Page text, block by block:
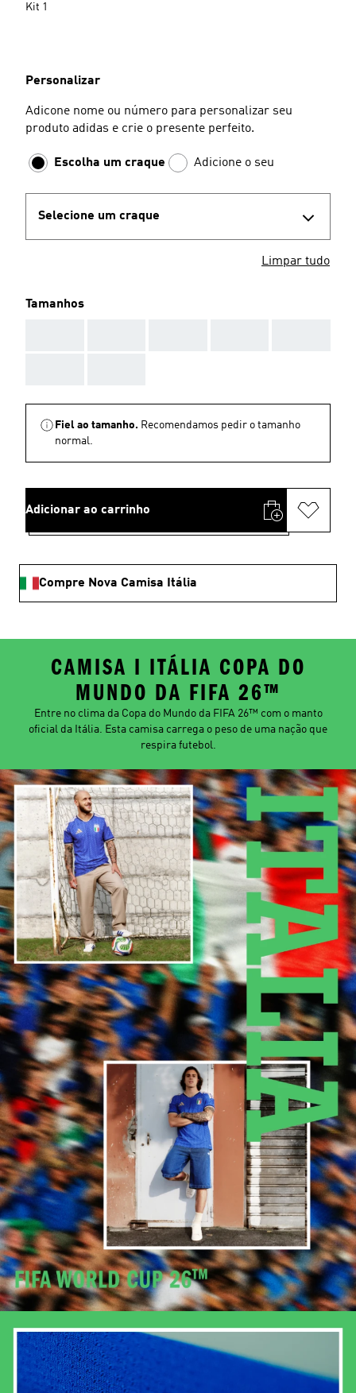
Kit 1
Personalizar
Adicone nome ou número para personalizar seu
produto adidas e crie o presente perfeito.
Escolha um craque Adicione o seu
Selecione um craque
Limpar tudo
Tamanhos
Fiel ao tamanho. Recomendamos pedir o tamanho
normal.
Adicionar ao carrinho
Compre Nova Camisa Itália
CAMISA I ITÁLIA COPA DO
MUNDO DA FIFA 26™
Entre no clima da Copa do Mundo da FIFA 26™ com o manto
oficial da Itália. Esta camisa carrega o peso de uma nação que
respira futebol.